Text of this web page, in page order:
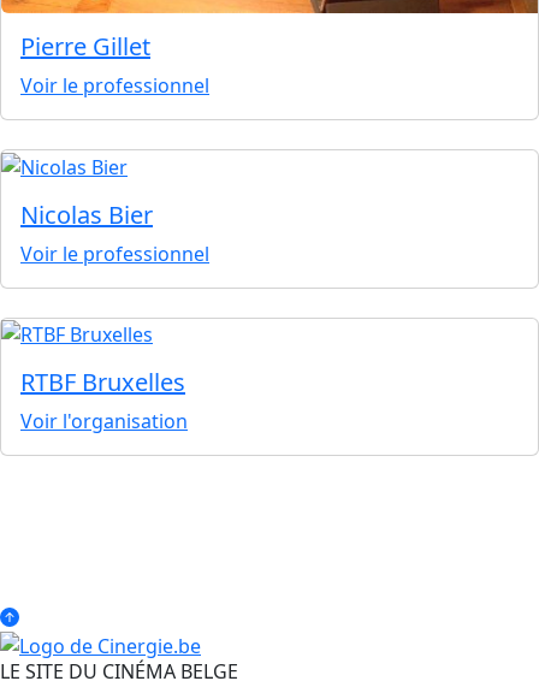
Pierre Gillet
Voir le professionnel
Nicolas Bier
Voir le professionnel
RTBF Bruxelles
Voir l'organisation
LE SITE DU CINÉMA BELGE